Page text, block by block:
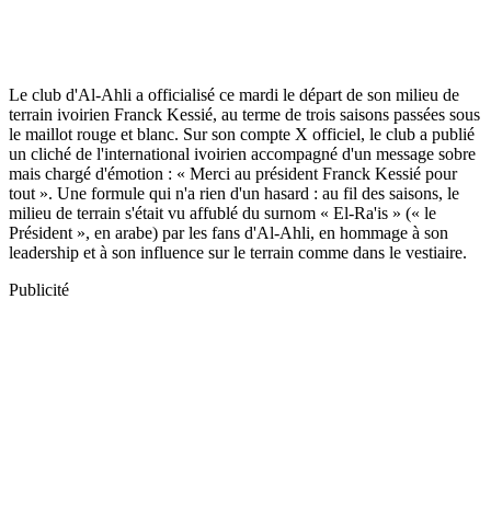
Le club d'Al-Ahli a officialisé ce mardi le départ de son milieu de
terrain ivoirien Franck Kessié, au terme de trois saisons passées sous
le maillot rouge et blanc. Sur son compte X officiel, le club a publié
un cliché de l'international ivoirien accompagné d'un message sobre
mais chargé d'émotion : « Merci au président Franck Kessié pour
tout ». Une formule qui n'a rien d'un hasard : au fil des saisons, le
milieu de terrain s'était vu affublé du surnom « El-Ra'is » (« le
Président », en arabe) par les fans d'Al-Ahli, en hommage à son
leadership et à son influence sur le terrain comme dans le vestiaire.
Publicité